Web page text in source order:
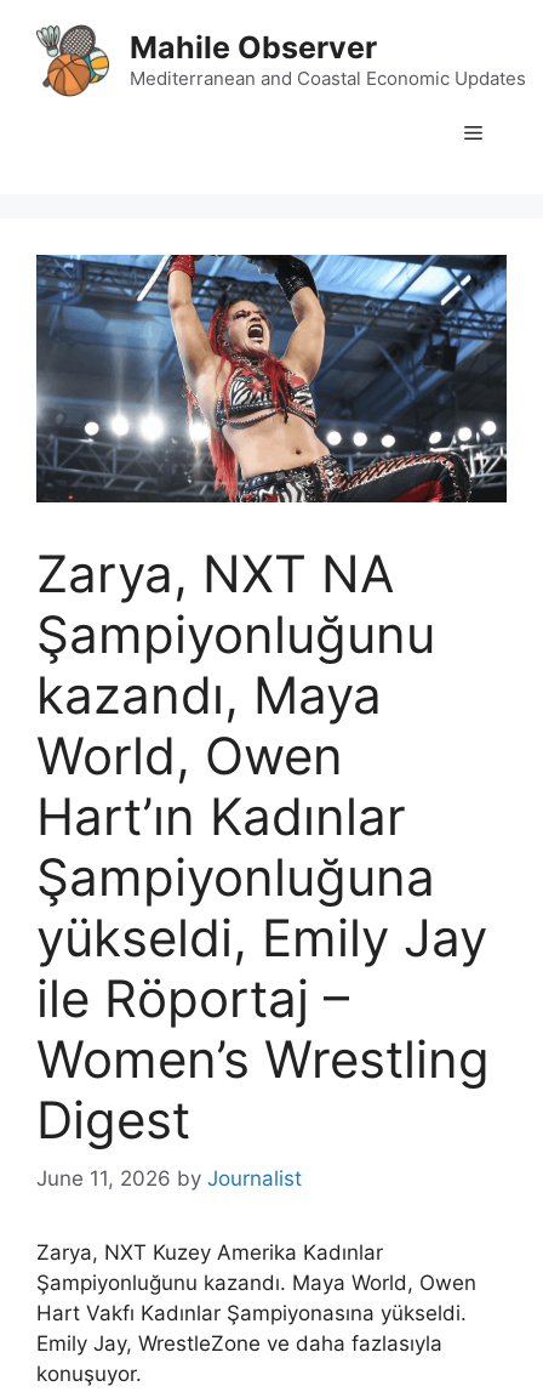
content
Mahile Observer
Mediterranean and Coastal Economic Updates
Menu
Zarya, NXT NA
Şampiyonluğunu
kazandı, Maya
World, Owen
Hart’ın Kadınlar
Şampiyonluğuna
yükseldi, Emily Jay
ile Röportaj –
Women’s Wrestling
Digest
June 11, 2026 by Journalist
Zarya, NXT Kuzey Amerika Kadınlar
Şampiyonluğunu kazandı. Maya World, Owen
Hart Vakfı Kadınlar Şampiyonasına yükseldi.
Emily Jay, WrestleZone ve daha fazlasıyla
konuşuyor.